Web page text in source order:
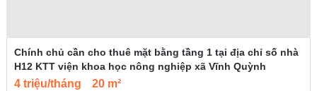
Chính chủ cần cho thuê mặt bằng tầng 1 tại địa chỉ số nhà
H12 KTT viện khoa học nông nghiệp xã Vĩnh Quỳnh
4 triệu/tháng 20 m²